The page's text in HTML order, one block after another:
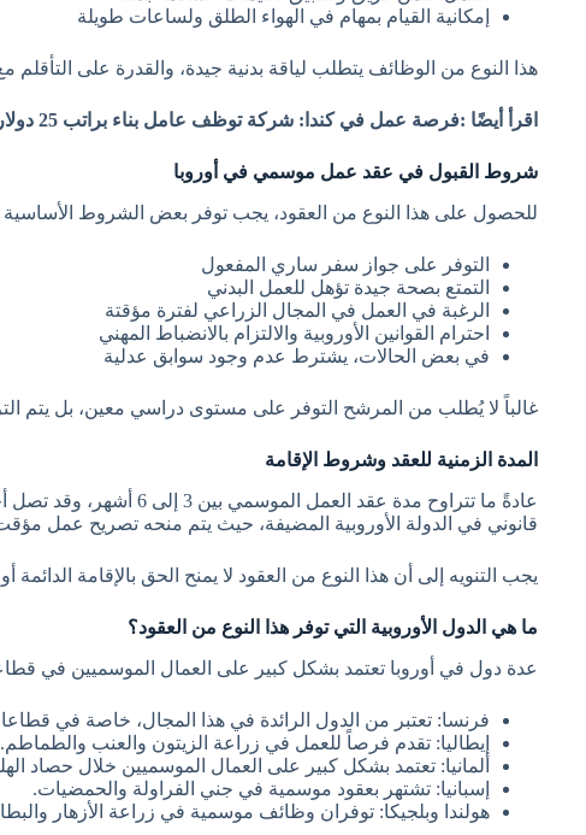
إمكانية القيام بمهام في الهواء الطلق ولساعات طويلة
هذا النوع من الوظائف يتطلب لياقة بدنية جيدة، والقدرة على
اقرأ أيضًا :فرصة عمل في كندا: شركة توظف عامل بناء براتب 25 دولار في الساعة
شروط القبول في عقد عمل موسمي في أوروبا
للحصول على هذا النوع من العقود، يجب توفر بعض الشروط الأساسية
التوفر على جواز سفر ساري المفعول
التمتع بصحة جيدة تؤهل للعمل البدني
الرغبة في العمل في المجال الزراعي لفترة مؤقتة
احترام القوانين الأوروبية والالتزام بالانضباط المهني
في بعض الحالات، يشترط عدم وجود سوابق عدلية
غالباً لا يُطلب من المرشح التوفر على مستوى دراسي معين، بل يتم
المدة الزمنية للعقد وشروط الإقامة
قانوني في الدولة الأوروبية المضيفة، حيث يتم منحه تصريح عمل
يجب التنويه إلى أن هذا النوع من العقود لا يمنح الحق بالإقامة الدائمة
ما هي الدول الأوروبية التي توفر هذا النوع من العقود؟
عدة دول في أوروبا تعتمد بشكل كبير على العمال الموسميين في
فرنسا: تعتبر من الدول الرائدة في هذا المجال، خاصة في
إيطاليا: تقدم فرصاً للعمل في زراعة الزيتون والعنب والطماطم.
ألمانيا: تعتمد بشكل كبير على العمال الموسميين خلال حصاد
إسبانيا: تشتهر بعقود موسمية في جني الفراولة والحمضيات.
هولندا وبلجيكا: توفران وظائف موسمية في زراعة الأزهار